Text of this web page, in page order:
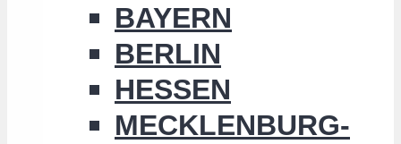
BAYERN
BERLIN
HESSEN
MECKLENBURG-